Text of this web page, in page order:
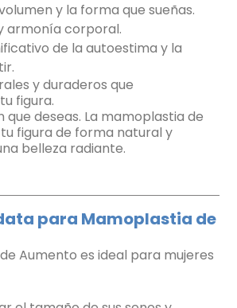
y la forma que sueñas.
armonía corporal.
de la autoestima y la
y duraderos que
figura.
que deseas. La mamoplastia de
figura de forma natural y
belleza radiante.
para Mamoplastia de
Aumento es ideal para mujeres